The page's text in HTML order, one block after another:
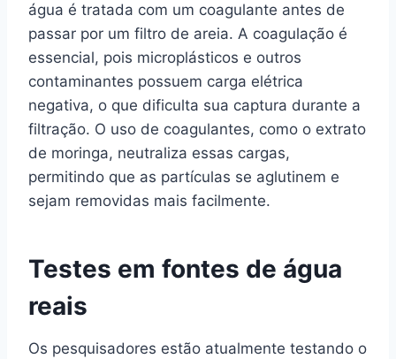
água é tratada com um coagulante antes de
passar por um filtro de areia. A coagulação é
essencial, pois microplásticos e outros
contaminantes possuem carga elétrica
negativa, o que dificulta sua captura durante a
filtração. O uso de coagulantes, como o extrato
de moringa, neutraliza essas cargas,
permitindo que as partículas se aglutinem e
sejam removidas mais facilmente.
Testes em fontes de água
reais
Os pesquisadores estão atualmente testando o